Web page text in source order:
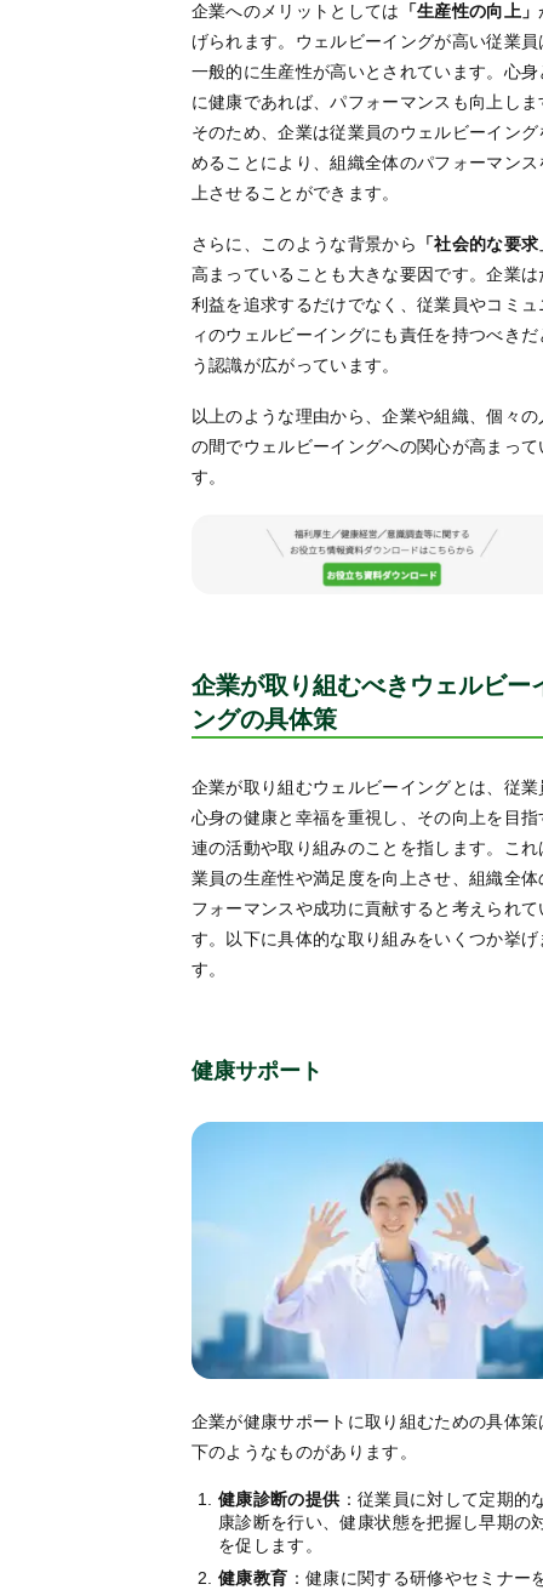
企業へのメリットとしては 「生産性の向上」
げられます。ウェルビーイングが高い従業員
一般的に生産性が高いとされています。心身
に健康であれば、パフォーマンスも向上しま
そのため、企業は従業員のウェルビーイング
めることにより、組織全体のパフォーマンス
上させることができます。
さらに、このような背景から
「社会的な要求
高まっていることも大きな要因です。企業は
利益を追求するだけでなく、従業員やコミュ
ィのウェルビーイングにも責任を持つべきだ
う認識が広がっています。
以上のような理由から、企業や組織、個々の
の間でウェルビーイングへの関心が高まって
す。
企業が取り組むべきウェルビー
ングの具体策
企業が取り組むウェルビーイングとは、従業
心身の健康と幸福を重視し、その向上を目指
連の活動や取り組みのことを指します。これ
業員の生産性や満足度を向上させ、組織全体
フォーマンスや成功に貢献すると考えられて
す。以下に具体的な取り組みをいくつか挙げ
す。
健康サポート
企業が健康サポートに取り組むための具体策
下のようなものがあります。
健康診断の提供 ：従業員に対して定期的
康診断を行い、健康状態を把握し早期の
を促します。
健康教育 ：健康に関する研修やセミナー